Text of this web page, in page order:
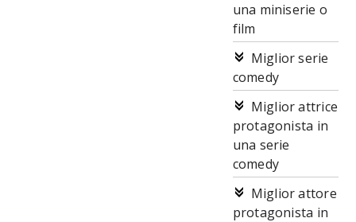
una miniserie o
film
Miglior serie
comedy
Miglior attrice
protagonista in
una serie
comedy
Miglior attore
protagonista in